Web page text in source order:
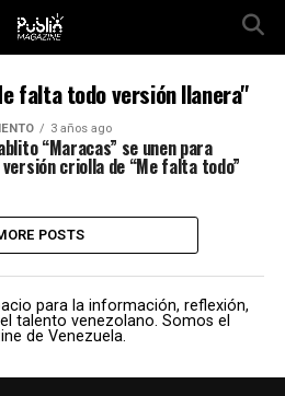
falta todo versión llanera"
3 años ago
“Maracas” se unen para
criolla de “Me falta todo”
POSTS
para la información, reflexión,
talento venezolano. Somos el
de Venezuela.